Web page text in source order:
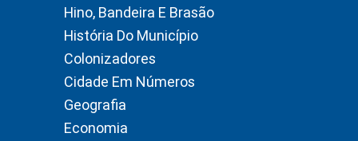
Hino, Bandeira E Brasão
História Do Município
Colonizadores
Cidade Em Números
Geografia
Economia